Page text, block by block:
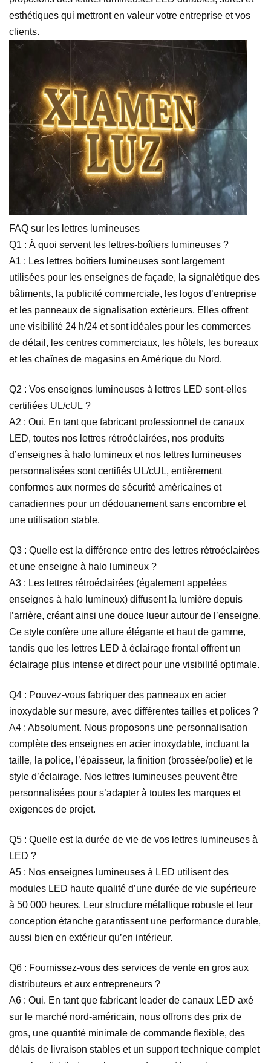
esthétiques qui mettront en valeur votre entreprise et vos
clients.
FAQ sur les lettres lumineuses
Q1 : À quoi servent les lettres-boîtiers lumineuses ?
A1 : Les lettres boîtiers lumineuses sont largement
utilisées pour les enseignes de façade, la signalétique des
bâtiments, la publicité commerciale, les logos d’entreprise
et les panneaux de signalisation extérieurs. Elles offrent
une visibilité 24 h/24 et sont idéales pour les commerces
de détail, les centres commerciaux, les hôtels, les bureaux
et les chaînes de magasins en Amérique du Nord.
Q2 : Vos enseignes lumineuses à lettres LED sont-elles
certifiées UL/cUL ?
A2 : Oui. En tant que fabricant professionnel de canaux
LED, toutes nos lettres rétroéclairées, nos produits
d’enseignes à halo lumineux et nos lettres lumineuses
personnalisées sont certifiés UL/cUL, entièrement
conformes aux normes de sécurité américaines et
canadiennes pour un dédouanement sans encombre et
une utilisation stable.
Q3 : Quelle est la différence entre des lettres rétroéclairées
et une enseigne à halo lumineux ?
A3 : Les lettres rétroéclairées (également appelées
enseignes à halo lumineux) diffusent la lumière depuis
l’arrière, créant ainsi une douce lueur autour de l’enseigne.
Ce style confère une allure élégante et haut de gamme,
tandis que les lettres LED à éclairage frontal offrent un
éclairage plus intense et direct pour une visibilité optimale.
Q4 : Pouvez-vous fabriquer des panneaux en acier
inoxydable sur mesure, avec différentes tailles et polices ?
A4 : Absolument. Nous proposons une personnalisation
complète des enseignes en acier inoxydable, incluant la
taille, la police, l’épaisseur, la finition (brossée/polie) et le
style d’éclairage. Nos lettres lumineuses peuvent être
personnalisées pour s’adapter à toutes les marques et
exigences de projet.
Q5 : Quelle est la durée de vie de vos lettres lumineuses à
LED ?
A5 : Nos enseignes lumineuses à LED utilisent des
modules LED haute qualité d’une durée de vie supérieure
à 50 000 heures. Leur structure métallique robuste et leur
conception étanche garantissent une performance durable,
aussi bien en extérieur qu’en intérieur.
Q6 : Fournissez-vous des services de vente en gros aux
distributeurs et aux entrepreneurs ?
A6 : Oui. En tant que fabricant leader de canaux LED axé
sur le marché nord-américain, nous offrons des prix de
gros, une quantité minimale de commande flexible, des
délais de livraison stables et un support technique complet